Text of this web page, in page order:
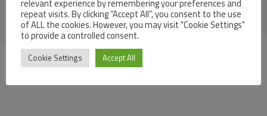
relevant experience by remembering your preferences and
repeat visits. By clicking “Accept All”, you consent to the use
of ALL the cookies. However, you may visit "Cookie Settings"
to provide a controlled consent.
Cookie Settings Accept All